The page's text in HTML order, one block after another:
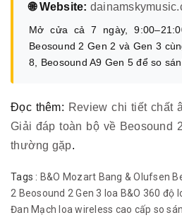
🌐 Website:
Mở cửa cả 7 ngày,
Beosound 2 Gen 2 và Gen 3
8, Beosound A9 Gen 5 để so
Đọc thêm: Review chi tiết chất
Giải đáp toàn bộ về Beosound
thường gặp.
Tags : B&O Mozart Bang & Olufsen
2 Beosound 2 Gen 3 loa B&O 360 độ
Đan Mạch loa wireless cao cấp so